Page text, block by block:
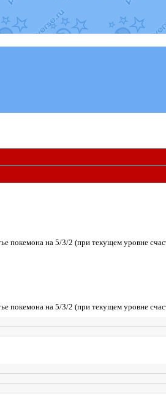
на 5/3/2 (при текущем уровне
на 5/3/2 (при текущем уровне